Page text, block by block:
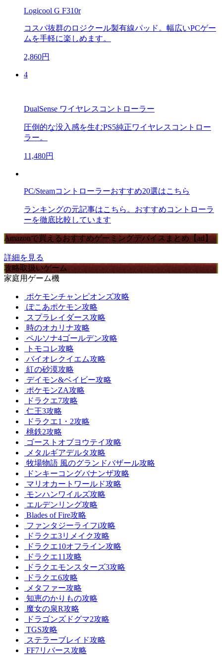
Logicool G F310r
コスパ抜群のロジクール製有線パッド。幅広いPCゲー
ムを手軽に楽しめます。
2,860円
4
DualSense ワイヤレスコントローラー
圧倒的な没入感を生むPS5純正ワイヤレスコントロー
ラー。
11,480円
PC/Steamコントローラーおすすめ20選はこちら
ランキングの元記事はこちら。おすすめコントローラ
ーを徹底比較しています
Amazonで買えるおすすめゲーミングデバイスまとめ【ad】
詳細を見る
攻略取扱いゲーム
家庭用ゲーム機
ポケモンチャンピオンズ攻略
ぽこあポケモン攻略
スプラレイダース攻略
時のオカリナ攻略
ペルソナ4ゴールデン攻略
トモコレ攻略
バイオレクイエム攻略
紅の砂漠攻略
デイモン&ベイビー攻略
ポケモンZA攻略
ドラクエ7攻略
仁王3攻略
ドラクエ1・2攻略
桃鉄2攻略
ゴーストオブヨウテイ攻略
メタルギアデルタ攻略
牧場物語 風のグランドバザール攻略
ドンキーコングバナンザ攻略
マリオカートワールド攻略
モンハンワイルズ攻略
エルデンリング攻略
Blades of Fire攻略
ファンタジーライフi攻略
ドラクエ3リメイク攻略
ドラクエ10オフライン攻略
ドラクエ11攻略
ドラクエモンスターズ3攻略
ドラクエ6攻略
メタファー攻略
知恵のかりもの攻略
魔女の泉R攻略
ドラゴンズドグマ2攻略
TGS攻略
ステラーブレイド攻略
FF7リバース攻略